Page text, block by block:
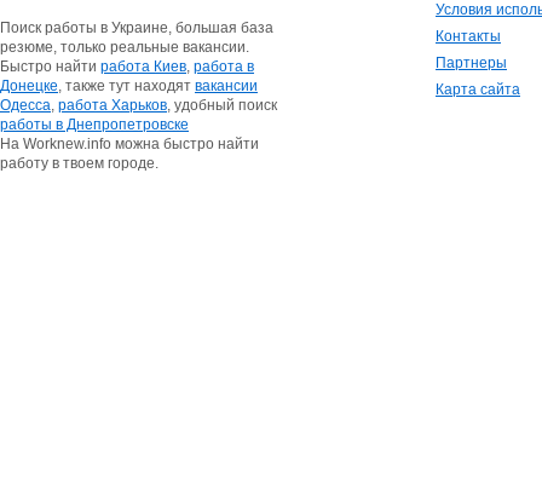
Поиск работы в Украине, большая база
резюме, только реальные вакансии.
Быстро найти работа Киев, работа в
Донецке, также тут находят вакансии
Одесса, работа Харьков, удобный поиск
работы в Днепропетровске
На Worknew.info можна быстро найти
работу в твоем городе.
Условия
Контакты
Партнеры
Карта сайта